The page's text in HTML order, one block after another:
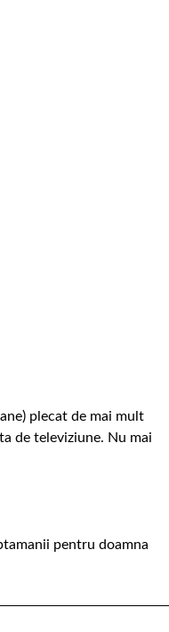
plecat de mai mult
de televiziune. Nu mai
pentru doamna